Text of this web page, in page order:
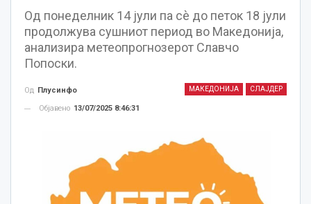
Oд понеделник 14 јули па сè до петок 18 јули
продолжува сушниот период во Македонија,
анализира метеопрогнозерот Славчо
Попоски.
МАКЕДОНИЈА СЛАЈДЕР
Од Плусинфо
Објавено 13/07/2025 8:46:31